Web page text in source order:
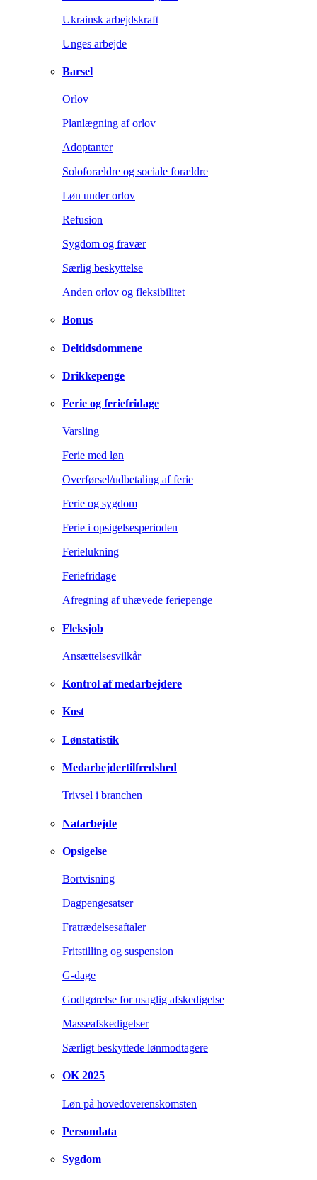
Ukrainsk arbejdskraft
Unges arbejde
Barsel
Orlov
Planlægning af orlov
Adoptanter
Soloforældre og sociale forældre
Løn under orlov
Refusion
Sygdom og fravær
Særlig beskyttelse
Anden orlov og fleksibilitet
Bonus
Deltidsdommene
Drikkepenge
Ferie og feriefridage
Varsling
Ferie med løn
Overførsel/udbetaling af ferie
Ferie og sygdom
Ferie i opsigelsesperioden
Ferielukning
Feriefridage
Afregning af uhævede feriepenge
Fleksjob
Ansættelsesvilkår
Kontrol af medarbejdere
Kost
Lønstatistik
Medarbejdertilfredshed
Trivsel i branchen
Natarbejde
Opsigelse
Bortvisning
Dagpengesatser
Fratrædelsesaftaler
Fritstilling og suspension
G-dage
Godtgørelse for usaglig afskedigelse
Masseafskedigelser
Særligt beskyttede lønmodtagere
OK 2025
Løn på hovedoverenskomsten
Persondata
Sygdom